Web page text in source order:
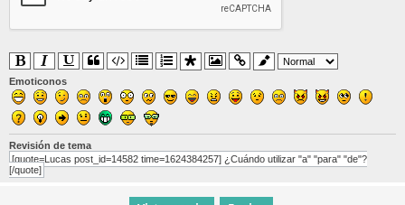
Emoticonos
Revisión de tema
[quote=Lucas post_id=14582 time=1624384257] ¿Cuándo utilizar "a" "para" "de"?
[/quote]